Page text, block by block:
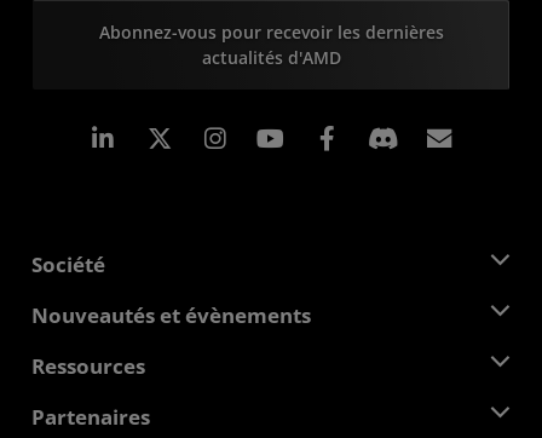
Abonnez-vous pour recevoir les dernières
actualités d'AMD
LinkedIn Instagram Facebook
Société
À propos d'AMD
Responsabilité d'entreprise
Carrières
Nouveautés et évènements
Salle de presse
Médiathèque
Ressources
Centre pour les développeurs
Partenaires